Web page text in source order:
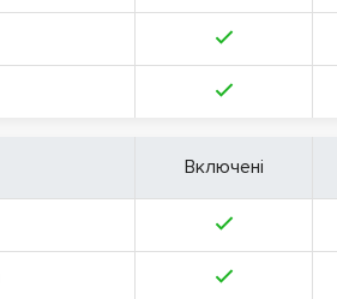
Включені